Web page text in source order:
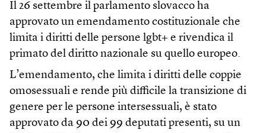
Il 26 settembre il parlamento slovacco ha
approvato un emendamento costituzionale che
limita i diritti delle persone lgbt+ e rivendica il
primato del diritto nazionale su quello europeo.
L’emendamento, che limita i diritti delle coppie
omosessuali e rende più difficile la transizione di
genere per le persone intersessuali, è stato
approvato da 90 dei 99 deputati presenti, su un